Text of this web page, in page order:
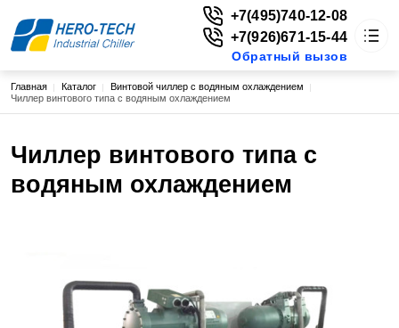
HERO-TECH
Цены
Новости
Обратный вызов
+7(495)740-12-08
+7(926)671-15-44
Обратный вызов
Строка навигации
Главная Каталог
Винтовой чиллер с водяным охлаждением
Чиллер винтового типа с водяным охлаждением
Чиллер винтового типа с
водяным охлаждением